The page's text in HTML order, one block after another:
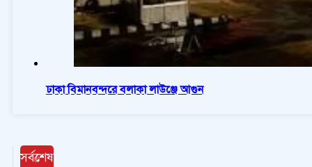
ঢাকা বিমানবন্দরে বলাকা লাউঞ্জে আগুন
সর্বশেষ